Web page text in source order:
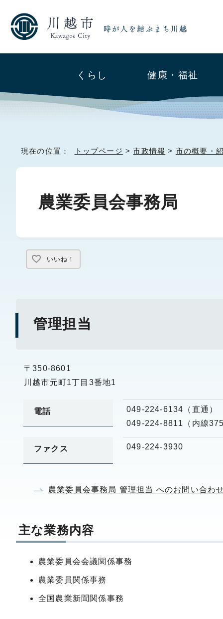
くらし 健康・福祉
現在の位置： トップページ >市政情報 > 市の概要・
農業委員会事務局
いいね！
管理担当
〒350-8601
川越市元町1丁目3番地1
電話
049-224-6134（直通）
049-224-8811（内線
ファクス 049-224-3930
農業委員会事務局 管理担当 へのお問い合わ
主な業務内容
農業委員会会議関係事務
農業委員関係事務
全国農業新聞関係事務